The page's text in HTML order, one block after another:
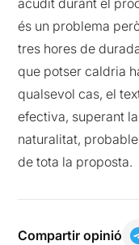
acudit durant el
és un problema
tres hores de
que potser caldria
qualsevol cas, el
efectiva, superant
naturalitat,
de tota la proposta.
Compartir opinió